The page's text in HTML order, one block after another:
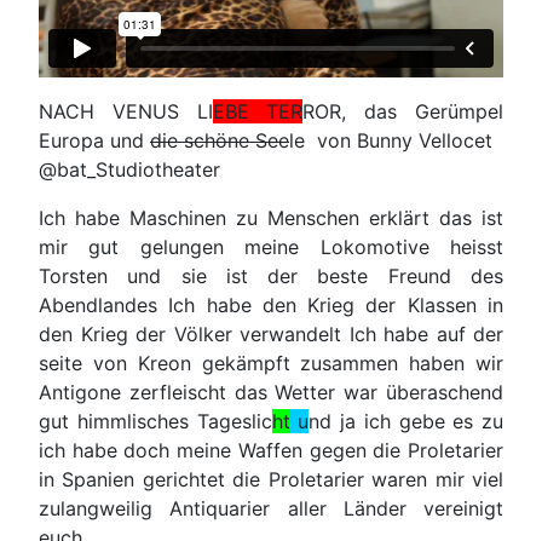
NACH VENUS LIEBE TERROR, das Gerümpel
Europa und die schöne Seele von Bunny Vellocet
@bat_Studiotheater
Ich habe Maschinen zu Menschen erklärt das ist
mir gut gelungen meine Lokomotive heisst
Torsten und sie ist der beste Freund des
Abendlandes Ich habe den Krieg der Klassen in
den Krieg der Völker verwandelt Ich habe auf der
seite von Kreon gekämpft zusammen haben wir
Antigone zerfleischt das Wetter war überaschend
gut himmlisches Tageslicht und ja ich gebe es zu
ich habe doch meine Waffen gegen die Proletarier
in Spanien gerichtet die Proletarier waren mir viel
zulangweilig Antiquarier aller Länder vereinigt